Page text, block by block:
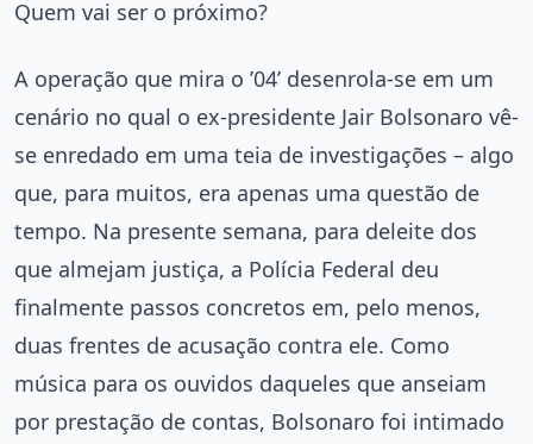
Quem vai ser o próximo?
A operação que mira o ’04’ desenrola-se em um
cenário no qual o ex-presidente Jair Bolsonaro vê-
se enredado em uma teia de investigações – algo
que, para muitos, era apenas uma questão de
tempo. Na presente semana, para deleite dos
que almejam justiça, a Polícia Federal deu
finalmente passos concretos em, pelo menos,
duas frentes de acusação contra ele. Como
música para os ouvidos daqueles que anseiam
por prestação de contas, Bolsonaro foi intimado